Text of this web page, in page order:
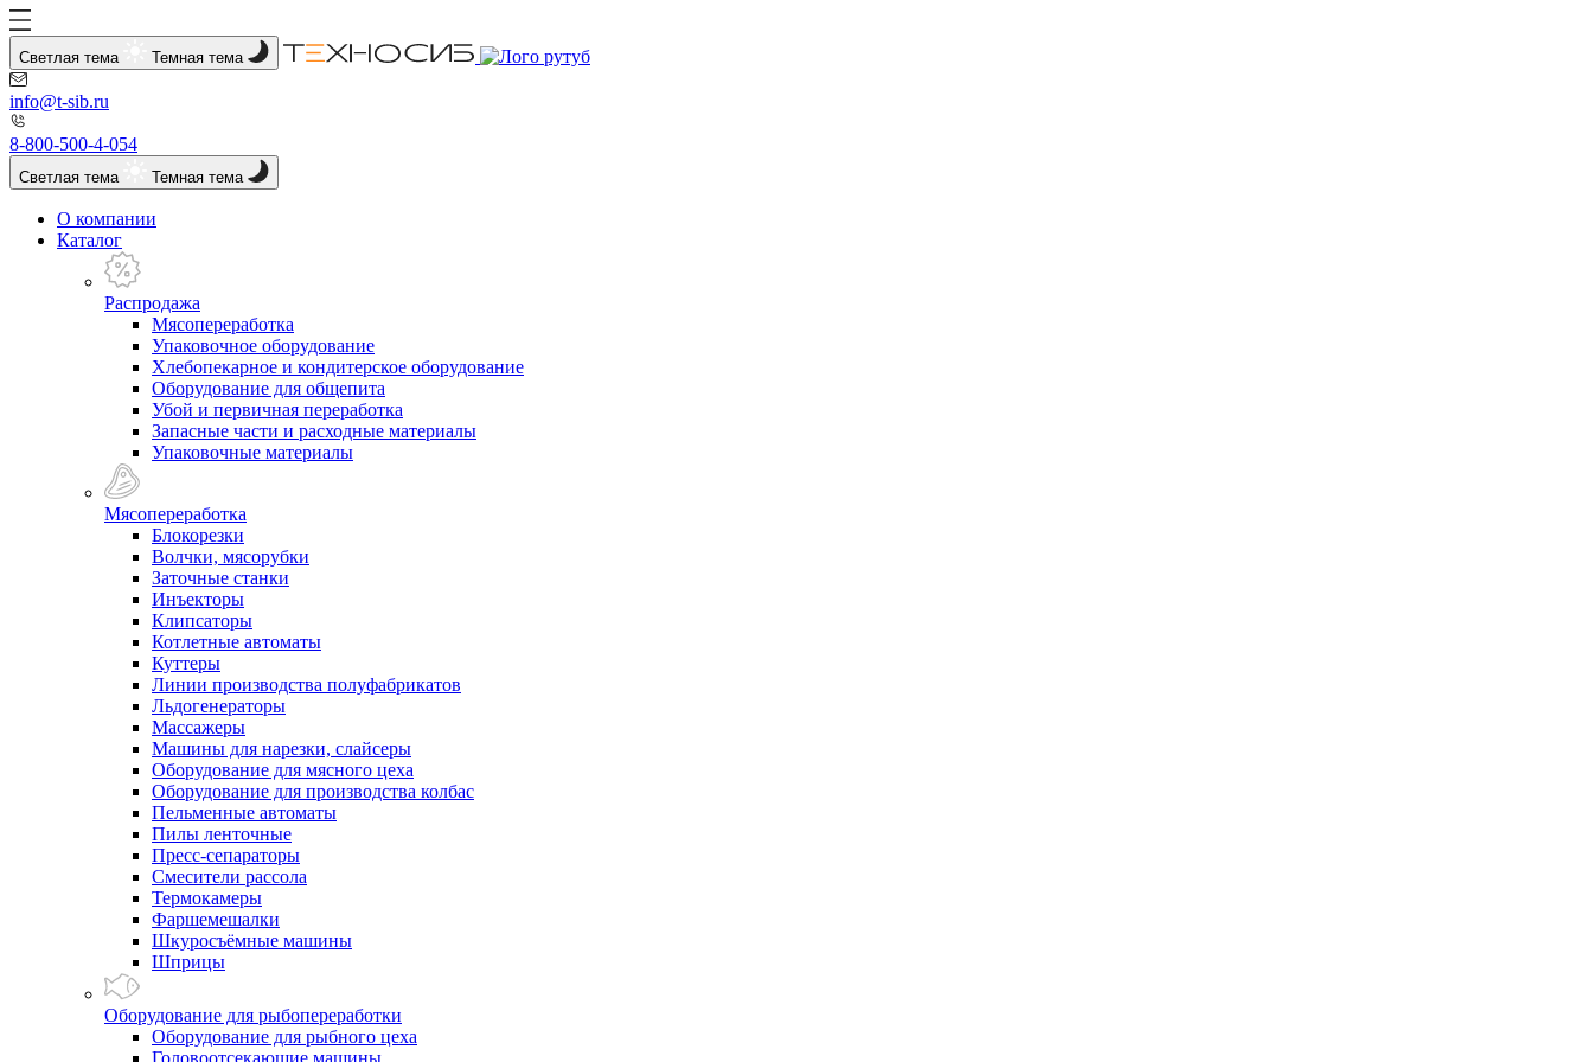
Светлая тема Темная тема
info@t-sib.ru
8-800-500-4-054
Светлая тема Темная тема
О компании
Каталог
Распродажа
Мясопереработка
Упаковочное оборудование
Хлебопекарное и кондитерское оборудование
Оборудование для общепита
Убой и первичная переработка
Запасные части и расходные материалы
Упаковочные материалы
Мясопереработка
Блокорезки
Волчки, мясорубки
Заточные станки
Инъекторы
Клипсаторы
Котлетные автоматы
Куттеры
Линии производства полуфабрикатов
Льдогенераторы
Массажеры
Машины для нарезки, слайсеры
Оборудование для мясного цеха
Оборудование для производства колбас
Пельменные автоматы
Пилы ленточные
Пресс-сепараторы
Смесители рассола
Термокамеры
Фаршемешалки
Шкуросъёмные машины
Шприцы
Оборудование для рыбопереработки
Оборудование для рыбного цеха
Головоотсекающие машины